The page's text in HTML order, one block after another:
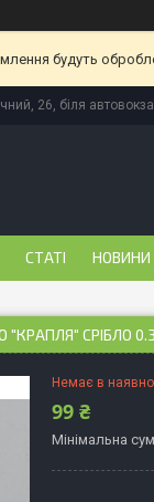
будуть
26, біля
СТАТІ НОВИНИ
СРІБЛО
Немає в
99 ₴
Мінімальна